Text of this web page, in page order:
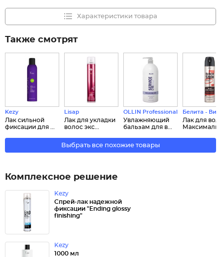
Характеристики товара
Также смотрят
Kezy
Лак сильной
фиксации для ...
Lisap
Лак для укладки
волос экс...
OLLIN Professional
Увлажняющий
бальзам для в...
Белита -
Лак для
Выбрать все похожие товары
Комплексное решение
Kezy
Спрей-лак надежной
фиксации "Ending glossy
finishing"
Kezy
1000 мл